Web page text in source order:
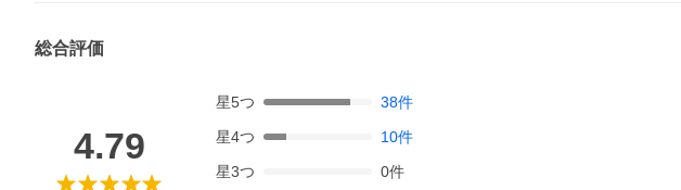
総合評価
4.79
星5つ 38件
星4つ 10件
星3つ 0件